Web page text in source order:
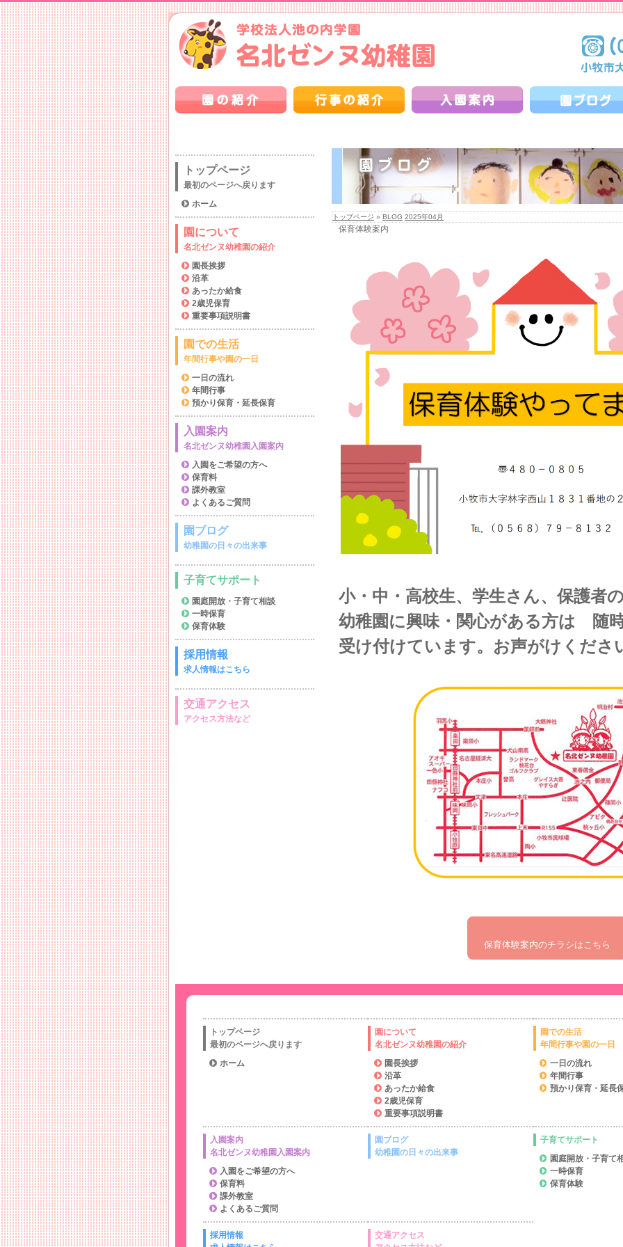
トップページ » BLOG 2025年04月
保育体験案内
小・中・高校生、学生さん、保護者
幼稚園に興味・関心がある方は 随
受け付けています。お声がけくださ
保育体験案内のチラシはこちら
トップページ
最初のページへ戻ります
ホーム
園について
名北ゼンヌ幼稚園の紹介
園長挨拶
沿革
あったか給食
2歳児保育
重要事項説明書
園での生活
年間行事や園の一日
一日の流れ
年間行事
預かり保育・延長保育
入園案内
名北ゼンヌ幼稚園入園案内
入園をご希望の方へ
保育料
課外教室
よくあるご質問
園ブログ
幼稚園の日々の出来事
子育てサポート
園庭開放・子育て相談
一時保育
保育体験
採用情報
求人情報はこちら
交通アクセス
アクセス方法など
トップページ
最初のページへ戻ります
ホーム
園について
名北ゼンヌ幼稚園の紹介
園長挨拶
沿革
あったか給食
2歳児保育
重要事項説明書
園での生活
年間行事や園の一日
一日の流れ
年間行事
預かり保育・延長
入園案内
名北ゼンヌ幼稚園入園案内
入園をご希望の方へ
保育料
課外教室
よくあるご質問
園ブログ
幼稚園の日々の出来事
子育てサポート
園庭開放・子育て
一時保育
保育体験
採用情報
交通アクセス